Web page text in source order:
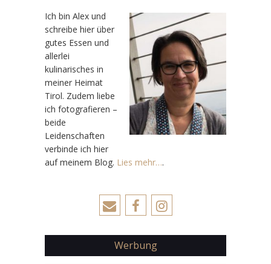
Ich bin Alex und
schreibe hier über
gutes Essen und
allerlei
kulinarisches in
meiner Heimat
Tirol. Zudem liebe
ich fotografieren –
beide
Leidenschaften
verbinde ich hier
auf meinem Blog. Lies mehr….
Werbung